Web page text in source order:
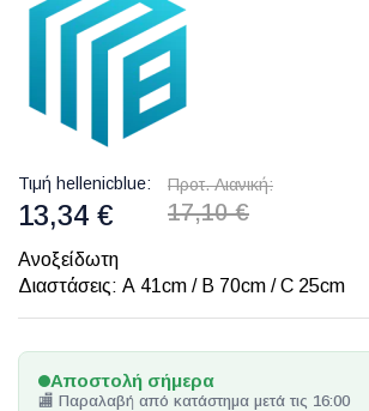
Τιμή hellenicblue
13,34 €
Προτ. Λιανική
17,10 €
Ανοξείδωτη
Διαστάσεις: Α 41cm / B 70cm / C 25cm
Αποστολή σήμερα
🏬 Παραλαβή από κατάστημα μετά τις 16:00